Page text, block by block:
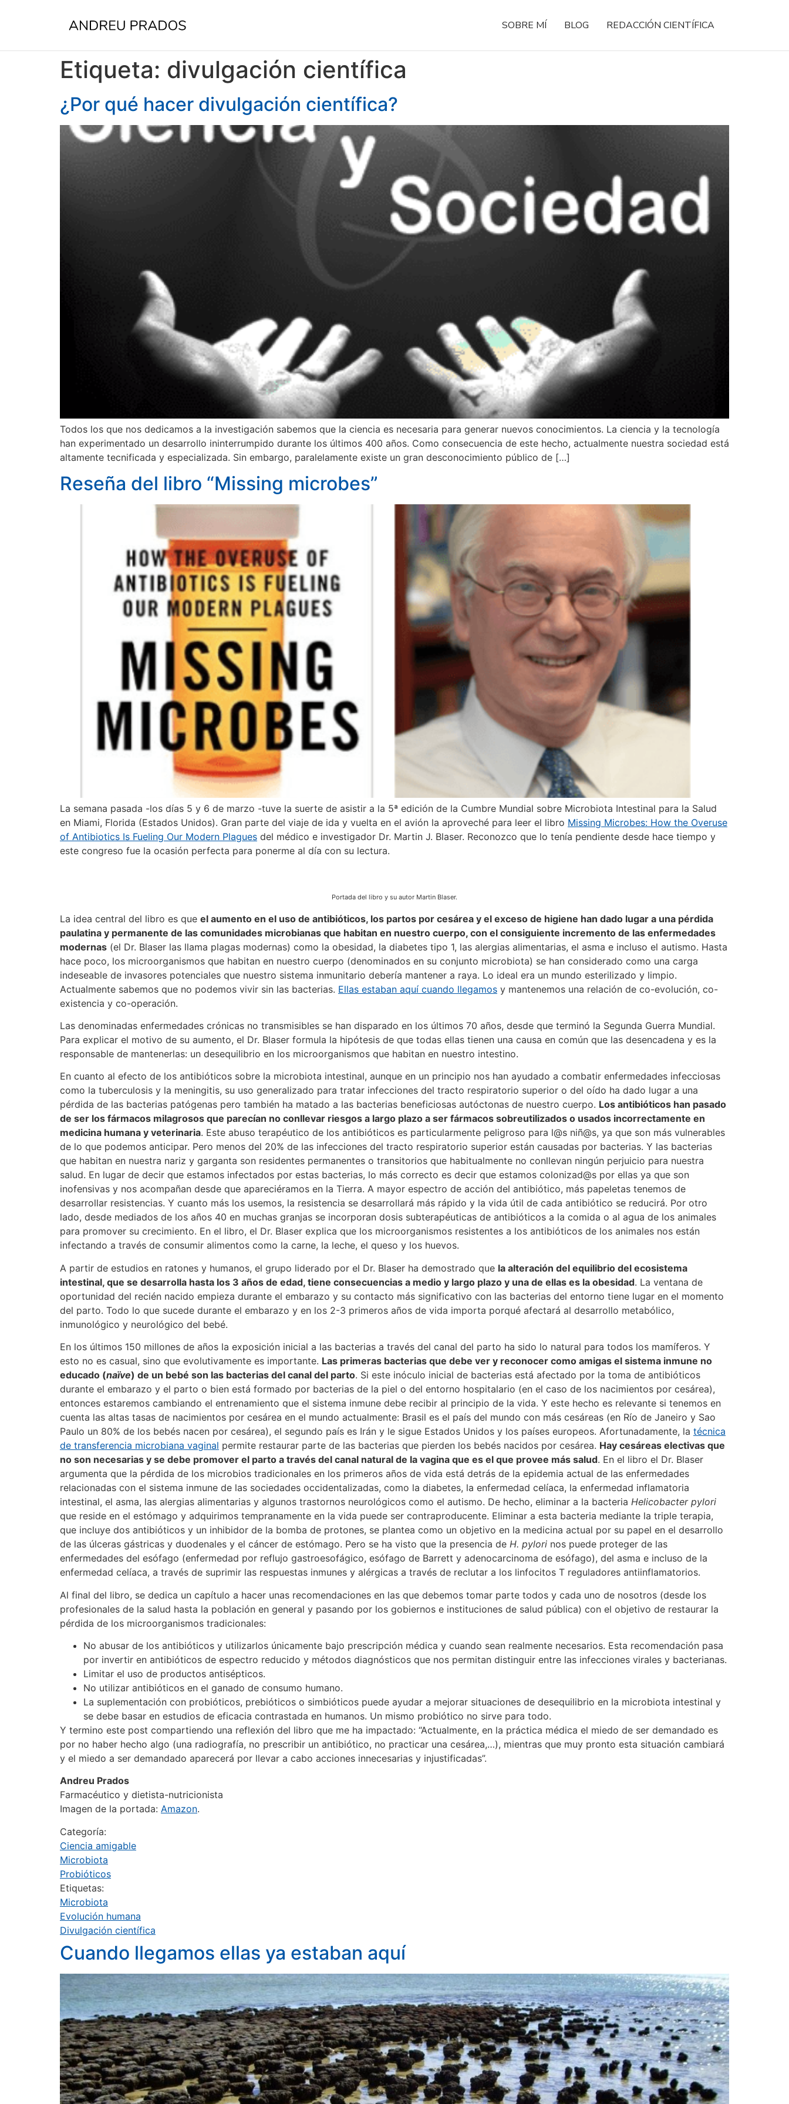
SOBRE MÍ BLOG REDACCIÓN CIENTÍFICA
Etiqueta: divulgación científica
¿Por qué hacer divulgación científica?
Todos los que nos dedicamos a la investigación sabemos que la ciencia es necesaria para generar nuevos conocimientos. La ciencia y la tecnología
han experimentado un desarrollo ininterrumpido durante los últimos 400 años. Como consecuencia de este hecho, actualmente nuestra sociedad está
altamente tecnificada y especializada. Sin embargo, paralelamente existe un gran desconocimiento público de […]
Reseña del libro “Missing microbes”
La semana pasada -los días 5 y 6 de marzo -tuve la suerte de asistir a la 5ª edición de la Cumbre Mundial sobre Microbiota Intestinal para la Salud
en Miami, Florida (Estados Unidos). Gran parte del viaje de ida y vuelta en el avión la aproveché para leer el libro Missing Microbes: How the Overuse
of Antibiotics Is Fueling Our Modern Plagues del médico e investigador Dr. Martin J. Blaser. Reconozco que lo tenía pendiente desde hace tiempo y
este congreso fue la ocasión perfecta para ponerme al día con su lectura.
Portada del libro y su autor Martin Blaser.
La idea central del libro es que el aumento en el uso de antibióticos, los partos por cesárea y el exceso de higiene han dado lugar a una pérdida
paulatina y permanente de las comunidades microbianas que habitan en nuestro cuerpo, con el consiguiente incremento de las enfermedades
modernas (el Dr. Blaser las llama plagas modernas) como la obesidad, la diabetes tipo 1, las alergias alimentarias, el asma e incluso el autismo. Hasta
hace poco, los microorganismos que habitan en nuestro cuerpo (denominados en su conjunto microbiota) se han considerado como una carga
indeseable de invasores potenciales que nuestro sistema inmunitario debería mantener a raya. Lo ideal era un mundo esterilizado y limpio.
Actualmente sabemos que no podemos vivir sin las bacterias. Ellas estaban aquí cuando llegamos y mantenemos una relación de co-evolución, co-
existencia y co-operación.
Las denominadas enfermedades crónicas no transmisibles se han disparado en los últimos 70 años, desde que terminó la Segunda Guerra Mundial.
Para explicar el motivo de su aumento, el Dr. Blaser formula la hipótesis de que todas ellas tienen una causa en común que las desencadena y es la
responsable de mantenerlas: un desequilibrio en los microorganismos que habitan en nuestro intestino.
En cuanto al efecto de los antibióticos sobre la microbiota intestinal, aunque en un principio nos han ayudado a combatir enfermedades infecciosas
como la tuberculosis y la meningitis, su uso generalizado para tratar infecciones del tracto respiratorio superior o del oído ha dado lugar a una
pérdida de las bacterias patógenas pero también ha matado a las bacterias beneficiosas autóctonas de nuestro cuerpo. Los antibióticos han pasado
de ser los fármacos milagrosos que parecían no conllevar riesgos a largo plazo a ser fármacos sobreutilizados o usados incorrectamente en
medicina humana y veterinaria. Este abuso terapéutico de los antibióticos es particularmente peligroso para l@s niñ@s, ya que son más vulnerables
de lo que podemos anticipar. Pero menos del 20% de las infecciones del tracto respiratorio superior están causadas por bacterias. Y las bacterias
que habitan en nuestra nariz y garganta son residentes permanentes o transitorios que habitualmente no conllevan ningún perjuicio para nuestra
salud. En lugar de decir que estamos infectados por estas bacterias, lo más correcto es decir que estamos colonizad@s por ellas ya que son
inofensivas y nos acompañan desde que apareciéramos en la Tierra. A mayor espectro de acción del antibiótico, más papeletas tenemos de
desarrollar resistencias. Y cuanto más los usemos, la resistencia se desarrollará más rápido y la vida útil de cada antibiótico se reducirá. Por otro
lado, desde mediados de los años 40 en muchas granjas se incorporan dosis subterapéuticas de antibióticos a la comida o al agua de los animales
para promover su crecimiento. En el libro, el Dr. Blaser explica que los microorganismos resistentes a los antibióticos de los animales nos están
infectando a través de consumir alimentos como la carne, la leche, el queso y los huevos.
A partir de estudios en ratones y humanos, el grupo liderado por el Dr. Blaser ha demostrado que la alteración del equilibrio del ecosistema
intestinal, que se desarrolla hasta los 3 años de edad, tiene consecuencias a medio y largo plazo y una de ellas es la obesidad. La ventana de
oportunidad del recién nacido empieza durante el embarazo y su contacto más significativo con las bacterias del entorno tiene lugar en el momento
del parto. Todo lo que sucede durante el embarazo y en los 2-3 primeros años de vida importa porqué afectará al desarrollo metabólico,
inmunológico y neurológico del bebé.
En los últimos 150 millones de años la exposición inicial a las bacterias a través del canal del parto ha sido lo natural para todos los mamíferos. Y
esto no es casual, sino que evolutivamente es importante. Las primeras bacterias que debe ver y reconocer como amigas el sistema inmune no
educado (naïve) de un bebé son las bacterias del canal del parto. Si este inóculo inicial de bacterias está afectado por la toma de antibióticos
durante el embarazo y el parto o bien está formado por bacterias de la piel o del entorno hospitalario (en el caso de los nacimientos por cesárea),
entonces estaremos cambiando el entrenamiento que el sistema inmune debe recibir al principio de la vida. Y este hecho es relevante si tenemos en
cuenta las altas tasas de nacimientos por cesárea en el mundo actualmente: Brasil es el país del mundo con más cesáreas (en Río de Janeiro y Sao
Paulo un 80% de los bebés nacen por cesárea), el segundo país es Irán y le sigue Estados Unidos y los países europeos. Afortunadamente, la técnica
de transferencia microbiana vaginal permite restaurar parte de las bacterias que pierden los bebés nacidos por cesárea. Hay cesáreas electivas que
no son necesarias y se debe promover el parto a través del canal natural de la vagina que es el que provee más salud. En el libro el Dr. Blaser
argumenta que la pérdida de los microbios tradicionales en los primeros años de vida está detrás de la epidemia actual de las enfermedades
relacionadas con el sistema inmune de las sociedades occidentalizadas, como la diabetes, la enfermedad celíaca, la enfermedad inflamatoria
intestinal, el asma, las alergias alimentarias y algunos trastornos neurológicos como el autismo. De hecho, eliminar a la bacteria Helicobacter pylori
que reside en el estómago y adquirimos tempranamente en la vida puede ser contraproducente. Eliminar a esta bacteria mediante la triple terapia,
que incluye dos antibióticos y un inhibidor de la bomba de protones, se plantea como un objetivo en la medicina actual por su papel en el desarrollo
de las úlceras gástricas y duodenales y el cáncer de estómago. Pero se ha visto que la presencia de H. pylori nos puede proteger de las
enfermedades del esófago (enfermedad por reflujo gastroesofágico, esófago de Barrett y adenocarcinoma de esófago), del asma e incluso de la
enfermedad celíaca, a través de suprimir las respuestas inmunes y alérgicas a través de reclutar a los linfocitos T reguladores antiinflamatorios.
Al final del libro, se dedica un capítulo a hacer unas recomendaciones en las que debemos tomar parte todos y cada uno de nosotros (desde los
profesionales de la salud hasta la población en general y pasando por los gobiernos e instituciones de salud pública) con el objetivo de restaurar la
pérdida de los microorganismos tradicionales:
No abusar de los antibióticos y utilizarlos únicamente bajo prescripción médica y cuando sean realmente necesarios. Esta recomendación pasa
por invertir en antibióticos de espectro reducido y métodos diagnósticos que nos permitan distinguir entre las infecciones virales y bacterianas.
Limitar el uso de productos antisépticos.
No utilizar antibióticos en el ganado de consumo humano.
La suplementación con probióticos, prebióticos o simbióticos puede ayudar a mejorar situaciones de desequilibrio en la microbiota intestinal y
se debe basar en estudios de eficacia contrastada en humanos. Un mismo probiótico no sirve para todo.
Y termino este post compartiendo una reflexión del libro que me ha impactado: “Actualmente, en la práctica médica el miedo de ser demandado es
por no haber hecho algo (una radiografía, no prescribir un antibiótico, no practicar una cesárea,…), mientras que muy pronto esta situación cambiará
y el miedo a ser demandado aparecerá por llevar a cabo acciones innecesarias y injustificadas”.
Andreu Prados
Farmacéutico y dietista-nutricionista
Imagen de la portada: Amazon.
Categoría:
Ciencia amigable
Microbiota
Probióticos
Etiquetas:
Microbiota
Evolución humana
Divulgación científica
Cuando llegamos ellas ya estaban aquí